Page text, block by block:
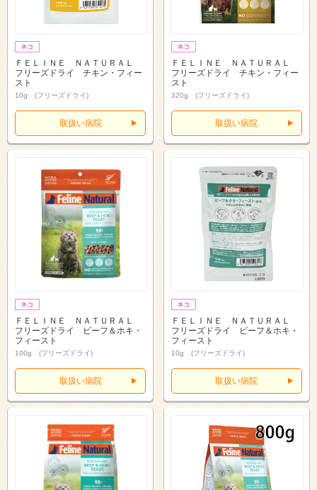
ＦＥＬＩＮＥ ＮＡＴＵＲＡＬ
フリーズドライ チキン・フィー
スト
10g (フリーズドライ)
取扱い病院
ＦＥＬＩＮＥ ＮＡＴＵＲＡＬ
フリーズドライ チキン・フィー
スト
320g (フリーズドライ)
取扱い病院
ＦＥＬＩＮＥ ＮＡＴＵＲＡＬ
フリーズドライ ビーフ＆ホキ・
フィースト
100g (フリーズドライ)
取扱い病院
ＦＥＬＩＮＥ ＮＡＴＵＲＡＬ
フリーズドライ ビーフ＆ホキ・
フィースト
10g (フリーズドライ)
取扱い病院